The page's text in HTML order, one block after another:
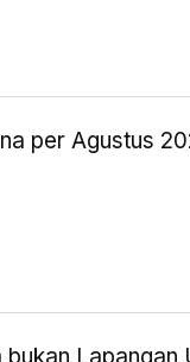
per Agustus